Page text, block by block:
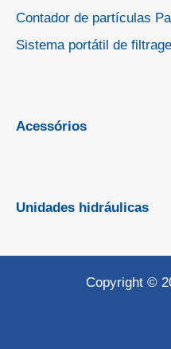
Contador de partículas
Sistema portátil de
Acessórios
Unidades hidráulicas
Copyright ©